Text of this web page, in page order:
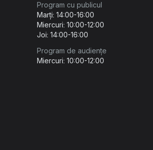
Program cu publicul
Marți: 14:00-16:00
Miercuri: 10:00-12:00
Joi: 14:00-16:00
Program de audiențe
Miercuri: 10:00-12:00